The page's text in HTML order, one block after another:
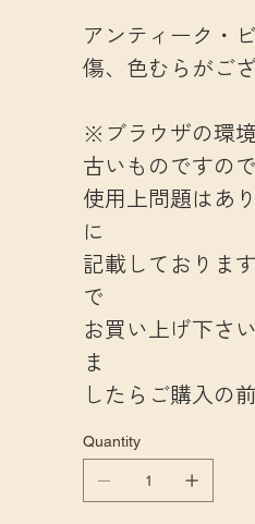
アンティーク・
傷、色むらがご
※ブラウザの環
古いものですの
使用上問題はあ
に
記載しておりま
で
お買い上げ下さ
ま
したらご購入の
Quantity